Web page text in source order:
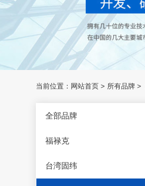
当前位置： 网站首页 > 所有品牌 >
全部品牌
福禄克
台湾固纬